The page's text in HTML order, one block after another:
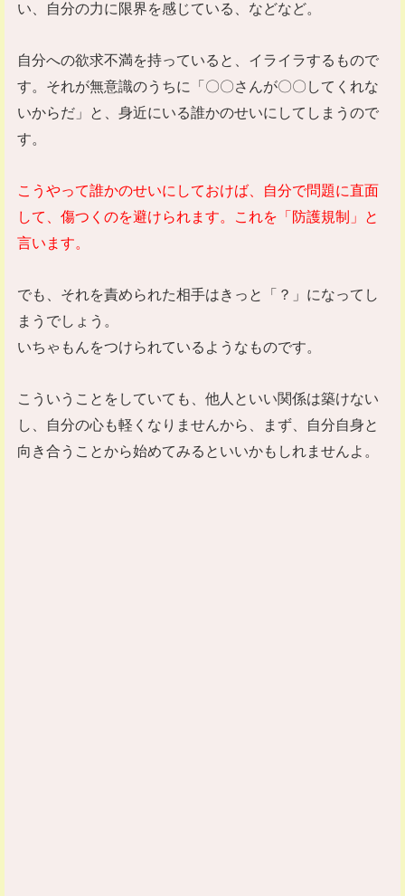
い、自分の力に限界を感じている、などなど。
自分への欲求不満を持っていると、イライラするもので
す。それが無意識のうちに「〇〇さんが〇〇してくれな
いからだ」と、身近にいる誰かのせいにしてしまうので
す。
こうやって誰かのせいにしておけば、自分で問題に直面
して、傷つくのを避けられます。これを「防護規制」と
言います。
でも、それを責められた相手はきっと「？」になってし
まうでしょう。
いちゃもんをつけられているようなものです。
こういうことをしていても、他人といい関係は築けない
し、自分の心も軽くなりませんから、まず、自分自身と
向き合うことから始めてみるといいかもしれませんよ。